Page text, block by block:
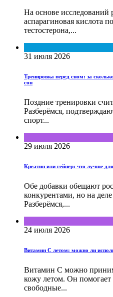
На основе
аспарагиновая кислота
тестостерона,...
31 июля 2026
Тренировка перед сном: за
сон
Поздние тренировки
Разберёмся,
спорт...
29 июля 2026
Креатин или гейнер: что лучше
Обе добавки обещают
конкурентами, но на
Разберёмся,...
24 июля 2026
Витамин С летом: можно ли
Витамин С можно
кожу летом. Он помогает
свободные...